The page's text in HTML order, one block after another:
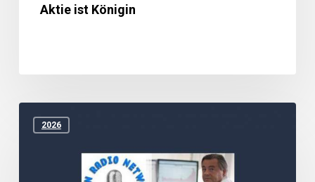
Aktie ist Königin
2026
Konsum